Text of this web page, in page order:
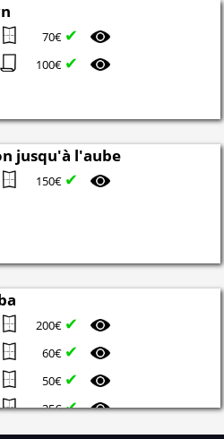
70€ ✔
100€ ✔
jusqu'à l'aube
150€ ✔
200€ ✔
60€ ✔
50€ ✔
35€✔